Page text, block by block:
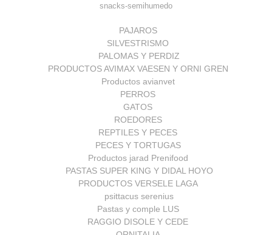
snacks-semihumedo
PAJAROS
SILVESTRISMO
PALOMAS Y PERDIZ
PRODUCTOS AVIMAX VAESEN Y ORNI GREN
Productos avianvet
PERROS
GATOS
ROEDORES
REPTILES Y PECES
PECES Y TORTUGAS
Productos jarad Prenifood
PASTAS SUPER KING Y DIDAL HOYO
PRODUCTOS VERSELE LAGA
psittacus serenius
Pastas y comple LUS
RAGGIO DISOLE Y CEDE